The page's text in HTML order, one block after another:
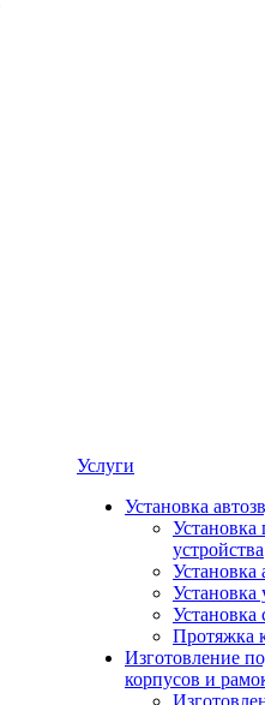
Услуги
Установка
Установка
устройства
Установка
Установка
Установка
Протяжка
Изготовление
корпусов и